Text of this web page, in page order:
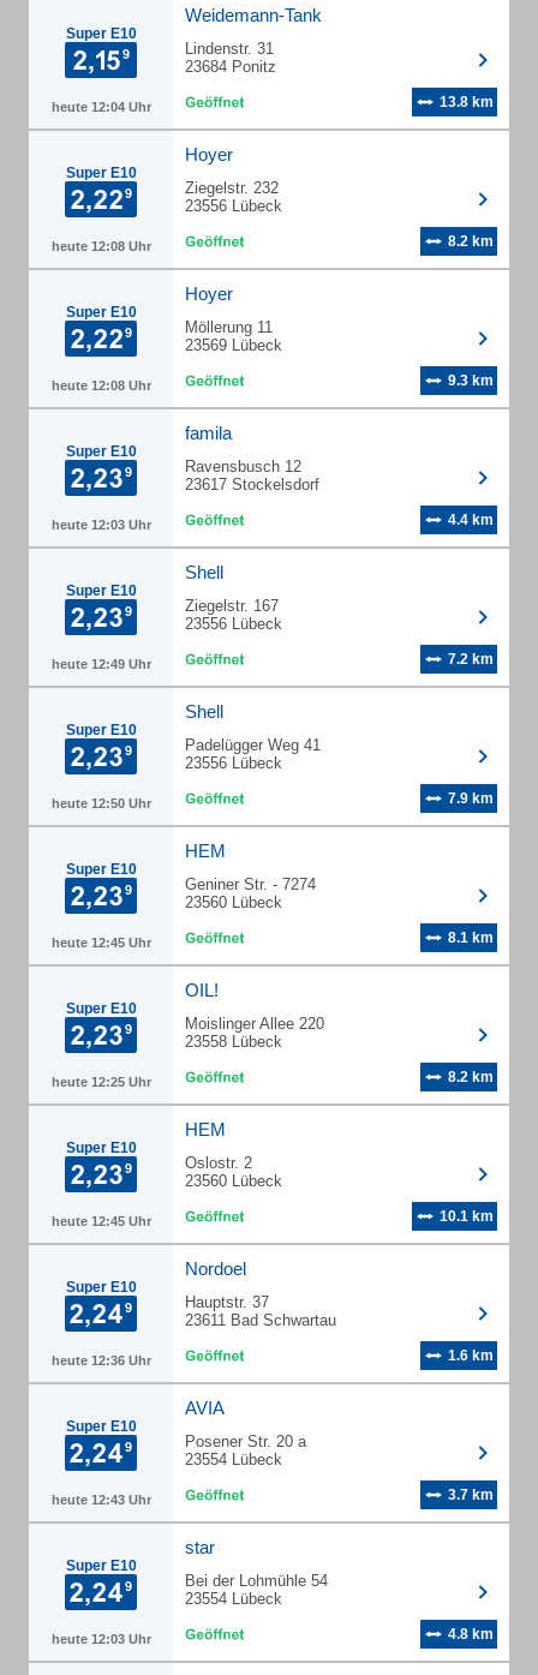
Super E10
heute 12:04 Uhr
Weidemann-Tank
Lindenstr. 31
23684 Ponitz
13.8 km
Super E10
heute 12:08 Uhr
Hoyer
Ziegelstr. 232
23556 Lübeck
8.2 km
Super E10
heute 12:08 Uhr
Hoyer
Möllerung 11
23569 Lübeck
9.3 km
Super E10
heute 12:03 Uhr
famila
Ravensbusch 12
23617 Stockelsdorf
4.4 km
Super E10
heute 12:49 Uhr
Shell
Ziegelstr. 167
23556 Lübeck
7.2 km
Super E10
heute 12:50 Uhr
Shell
Padelügger Weg 41
23556 Lübeck
7.9 km
Super E10
heute 12:45 Uhr
HEM
Geniner Str. - 7274
23560 Lübeck
8.1 km
Super E10
heute 12:25 Uhr
OIL!
Moislinger Allee 220
23558 Lübeck
8.2 km
Super E10
heute 12:45 Uhr
HEM
Oslostr. 2
23560 Lübeck
10.1 km
Super E10
heute 12:36 Uhr
Nordoel
Hauptstr. 37
23611 Bad Schwartau
1.6 km
Super E10
heute 12:43 Uhr
AVIA
Posener Str. 20 a
23554 Lübeck
3.7 km
Super E10
heute 12:03 Uhr
star
Bei der Lohmühle 54
23554 Lübeck
4.8 km